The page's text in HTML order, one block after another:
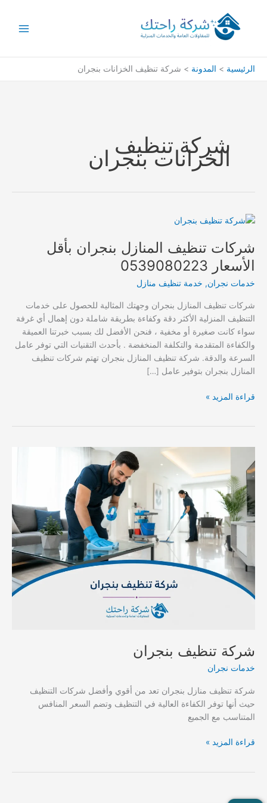
المحتوى
الرئيسية المدونة شركة تنظيف الخزانات بنجران
شركة تنظيف
الخزانات بنجران
شركات تنظيف المنازل بنجران بأقل
الأسعار 0539080223
خدمات نجران, خدمة تنظيف منازل
شركات تنظيف المنازل بنجران وجهتك المثالية للحصول على خدمات
التنظيف المنزلية الأكثر دقة وكفاءة بطريقة شاملة دون إهمال أي غرفة
سواء كانت صغيرة أو مخفية ، فنحن الأفضل لك بسبب خبرتنا العميقة
والكفاءة المتقدمة والتكلفة المنخفضة . بأحدث التقنيات التي توفر عامل
السرعة والدقة. شركة تنظيف المنازل بنجران تهتم شركات تنظيف
المنازل بنجران بتوفير عامل […]
شركات
بأقل
الأسعار
0539080223
قراءة المزيد »
شركة تنظيف بنجران
خدمات نجران
شركة تنظيف منازل بنجران تعد من أقوي وأفضل شركات التنظيف
حيث أنها توفر الكفاءة العالية في التنظيف وتضم السعر المنافس
المتناسب مع الجميع
شركة
قراءة المزيد »